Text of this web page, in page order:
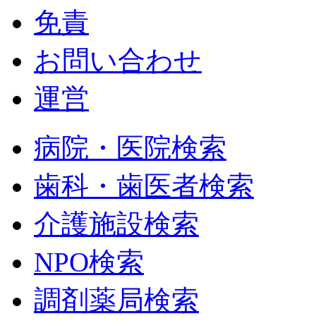
免責
お問い合わせ
運営
病院・医院検索
歯科・歯医者検索
介護施設検索
NPO検索
調剤薬局検索